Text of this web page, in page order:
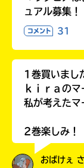
ュアル募集！
コメント 31
1巻買いまし
ｋｉｒａの
私が考えたマ
2巻楽しみ！
おばけぇ